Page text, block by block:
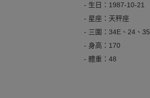
- 生日：1987-10-21
- 星座：天秤座
- 三圍：34E、24、35
- 身高：170
- 體重：48